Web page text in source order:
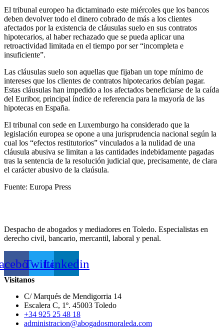
El tribunal europeo ha dictaminado este miércoles que los bancos
deben devolver todo el dinero cobrado de más a los clientes
afectados por la existencia de cláusulas suelo en sus contratos
hipotecarios, al haber rechazado que se pueda aplicar una
retroactividad limitada en el tiempo por ser “incompleta e
insuficiente”.
Las cláusulas suelo son aquellas que fijaban un tope mínimo de
intereses que los clientes de contratos hipotecarios debían pagar.
Estas cláusulas han impedido a los afectados beneficiarse de la caída
del Euribor, principal índice de referencia para la mayoría de las
hipotecas en España.
El tribunal con sede en Luxemburgo ha considerado que la
legislación europea se opone a una jurisprudencia nacional según la
cual los “efectos restitutorios” vinculados a la nulidad de una
cláusula abusiva se limitan a las cantidades indebidamente pagadas
tras la sentencia de la resolución judicial que, precisamente, de clara
el carácter abusivo de la claúsula.
Fuente: Europa Press
Despacho de abogados y mediadores en Toledo. Especialistas en
derecho civil, bancario, mercantil, laboral y penal.
TwitterLinkedin
Visitanos
C/ Marqués de Mendigorria 14
Escalera C, 1º. 45003 Toledo
+34 925 25 48 18
administracion@abogadosmoraleda.com